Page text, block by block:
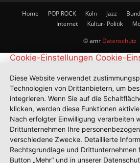
Home POP ROCK Köln Jazz
Internet
Kultur- Politik
© amr Datenschutz
Cookie-Einstellungen Cookie-
Diese Website verwendet
Technologien von Drittanbietern, um
integrieren. Wenn Sie auf die
klicken, werden diese Funktionen
Nach erfolgter Einwilligung verarbeiten
Drittunternehmen Ihre
verschiedene Zwecke. Detaillierte
Rechtsgrundlage und Drittunternehmen
Button „Mehr“ und in unserer